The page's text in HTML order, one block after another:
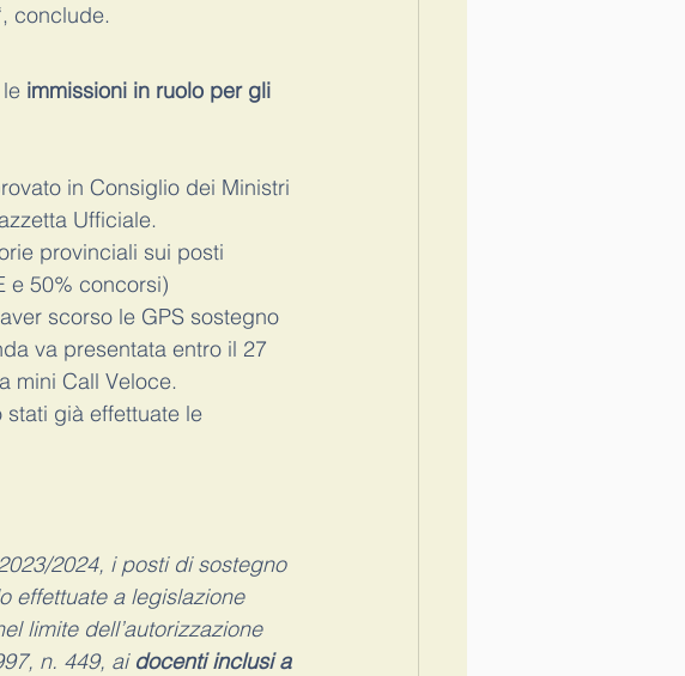
conclude.
immissioni in ruolo per gli
in Consiglio dei Ministri
Ufficiale.
provinciali sui posti
e 50% concorsi)
scorso le GPS sostegno
va presentata entro il 27
mini Call Veloce.
già effettuate le
2024, i posti di sostegno
effettuate a legislazione
limite dell’autorizzazione
n. 449, ai docenti inclusi a